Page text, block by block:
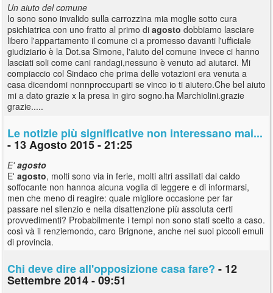
Un aiuto del comune
Io sono sono invalido sulla carrozzina mia moglie sotto cura
psichiatrica con uno fratto al primo di agosto dobbiamo lasciare
libero l'appartamento il comune ci a promesso davanti l'ufficiale
giudiziario è la Dot.sa Simone, l'aiuto del comune invece ci hanno
lasciati soli come cani randagi,nessuno è venuto ad aiutarci. Mi
compiaccio col Sindaco che prima delle votazioni era venuta a
casa dicendomi nonnproccuparti se vinco io ti aiutero.Che bel aiuto
mi a dato grazie x la presa in giro sogno.ha Marchiolini.grazie
grazie.....
Le notizie più significative non interessano mai...
- 13 Agosto 2015 - 21:25
E'agosto
E' agosto, molti sono via in ferie, molti altri assillati dal caldo
soffocante non hannoa alcuna voglia di leggere e di informarsi,
men che meno di reagire: quale migliore occasione per far
passare nel silenzio e nella disattenzione più assoluta certi
provvedimenti? Probabilmente i tempi non sono stati scelto a caso.
così và il renziemondo, caro Brignone, anche nei suoi piccoli emuli
di provincia.
Chi deve dire all'opposizione casa fare? - 12
Settembre 2014 - 09:51